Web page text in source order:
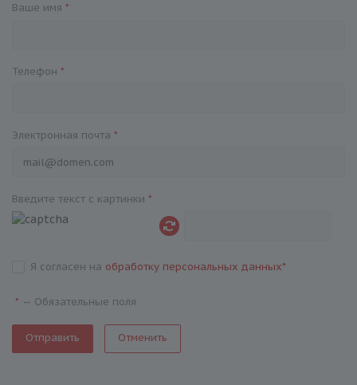
Ваше имя *
Телефон *
Электронная почта *
Введите текст с картинки *
Я согласен на обработку персональных данных*
* — Обязательные поля
Отменить